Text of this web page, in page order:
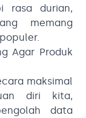
rasa durian,
memang
Agar Produk
maksimal
diri kita,
data